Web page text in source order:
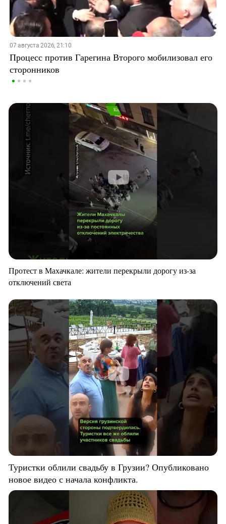
07 августа 2026, 21:10
Процесс против Гарегина Второго мобилизовал его
сторонников
Протест в Махачкале: жители перекрыли дорогу из-за
отключений света
Туристки облили свадьбу в Грузии? Опубликовано
новое видео с начала конфликта.